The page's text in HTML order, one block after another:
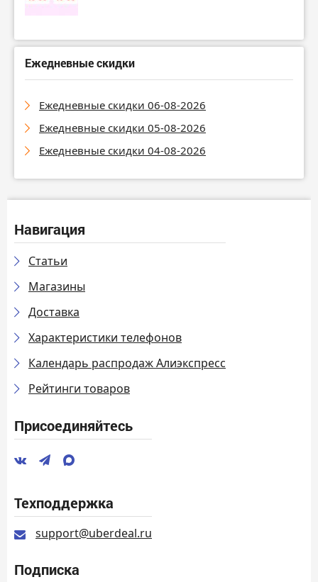
Ежедневные скидки
Ежедневные скидки 06-08-2026
Ежедневные скидки 05-08-2026
Ежедневные скидки 04-08-2026
Навигация
Статьи
Магазины
Доставка
Характеристики телефонов
Календарь распродаж Алиэкспресс
Рейтинги товаров
Присоединяйтесь
Техподдержка
support@uberdeal.ru
Подписка